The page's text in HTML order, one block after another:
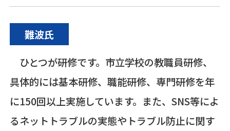
難波氏
ひとつが研修です。市立学校の教職員研修、
具体的には基本研修、職能研修、専門研修を年
に150回以上実施しています。また、SNS等によ
るネットトラブルの実態やトラブル防止に関す